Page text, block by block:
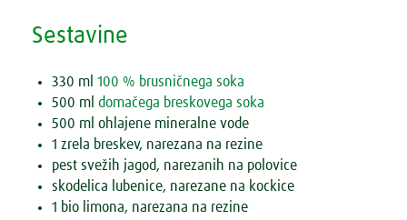
Sestavine
330 ml100 % brusničnega soka
500 mldomačega breskovega soka
500 ml ohlajene mineralne vode
1 zrela breskev, narezana na rezine
pest svežih jagod, narezanih na polovice
skodelica lubenice, narezane na kockice
1 bio limona, narezana na rezine